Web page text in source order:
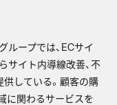
ループでは、ECサイ
サイト内導線改善、不
供している。顧客の購
に関わるサービスを